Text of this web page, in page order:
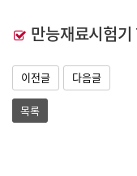
만능재료시험
이전글 다음글
목록